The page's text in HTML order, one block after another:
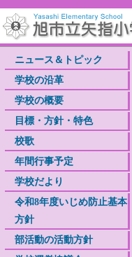
ニュース＆トピック
学校の沿革
学校の概要
目標・方針・特色
校歌
年間行事予定
学校だより
令和8年度いじめ防止基本
方針
部活動の活動方針